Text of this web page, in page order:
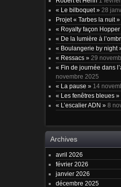
« Le bilboquet » 28
Projet « Tarbes la nuit »
« Royalty façon Hopper
« De la lumière à
« Boulangerie by night
« Ressacs » 29
« Fin de journée dans
novembre 2025
« La pause » 14
« Les fenêtres bleues »
« L’escalier ADN » 8
Archives
avril 2026
février 2026
janvier 2026
décembre 2025